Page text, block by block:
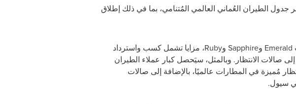
عبر جدول الطيران العُماني العالمي المُتنامي، بما في ذلك إطلاق
Emerald وSapphire وRuby، مزايا تشمل كسب واسترداد
صالات الانتظار. وبالمثل، سيَحصل كبار عملاء الطيران
سيول.